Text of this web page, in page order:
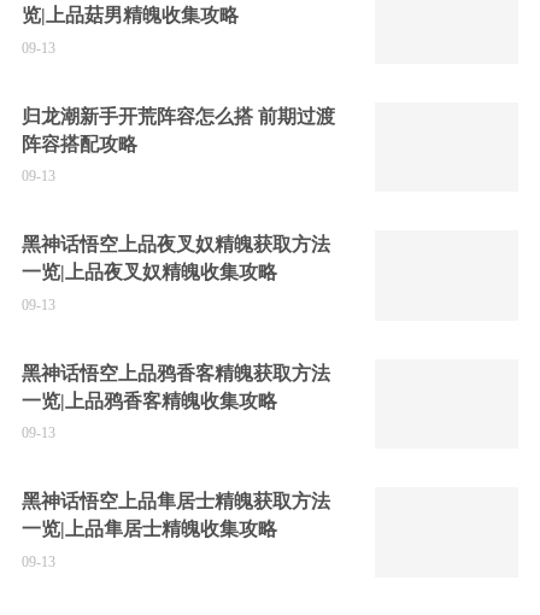
览|上品菇男精魄收集攻略
09-13
归龙潮新手开荒阵容怎么搭 前期过渡
阵容搭配攻略
09-13
黑神话悟空上品夜叉奴精魄获取方法
一览|上品夜叉奴精魄收集攻略
09-13
黑神话悟空上品鸦香客精魄获取方法
一览|上品鸦香客精魄收集攻略
09-13
黑神话悟空上品隼居士精魄获取方法
一览|上品隼居士精魄收集攻略
09-13